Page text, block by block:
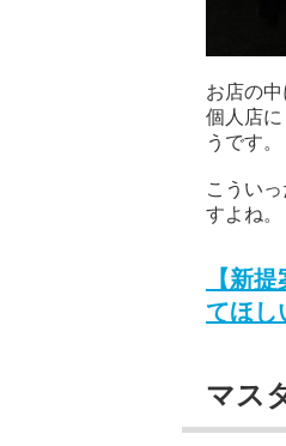
お店の
個人店
うです。
こうい
すよね。
【新
てほし
マス